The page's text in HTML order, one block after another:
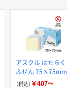
アスクル はたらく
ふせん 75×75mm
（税込） ￥407～